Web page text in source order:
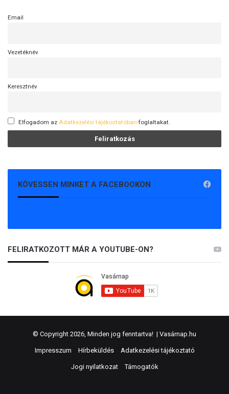
Email
Vezetéknév
Keresztnév
Elfogadom az Adatkezelési tájékoztatóban foglaltakat.
KÖVESSEN MINKET A FACEBOOKON
FELIRATKOZOTT MÁR A YOUTUBE-ON?
© Copyright 2026, Minden jog fenntartva! | Vasárnap.hu
Impresszum Hírbeküldés Adatkezelési tájékoztató
Jogi nyilatkozat Támogatók